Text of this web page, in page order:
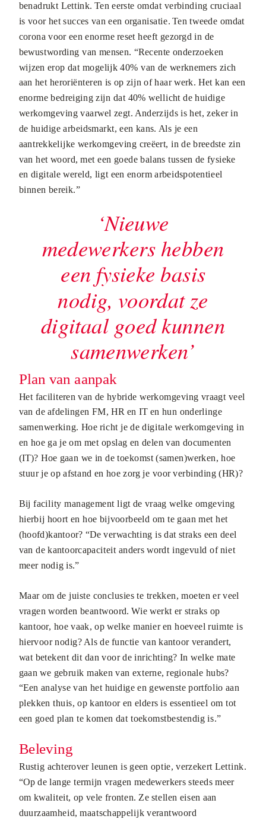
benadrukt Lettink. Ten eerste omdat verbinding cruciaal
is voor het succes van een organisatie. Ten tweede omdat
corona voor een enorme reset heeft gezorgd in de
bewustwording van mensen. “Recente onderzoeken
wijzen erop dat mogelijk 40% van de werknemers zich
aan het heroriënteren is op zijn of haar werk. Het kan een
enorme bedreiging zijn dat 40% wellicht de huidige
werkomgeving vaarwel zegt. Anderzijds is het, zeker in
de huidige arbeidsmarkt, een kans. Als je een
aantrekkelijke werkomgeving creëert, in de breedste zin
van het woord, met een goede balans tussen de fysieke
en digitale wereld, ligt een enorm arbeidspotentieel
binnen bereik.”
‘Nieuwe
medewerkers hebben
een fysieke basis
nodig, voordat ze
digitaal goed kunnen
samenwerken’
Plan van aanpak
Het faciliteren van de hybride werkomgeving vraagt veel
van de afdelingen FM, HR en IT en hun onderlinge
samenwerking. Hoe richt je de digitale werkomgeving in
en hoe ga je om met opslag en delen van documenten
(IT)? Hoe gaan we in de toekomst (samen)werken, hoe
stuur je op afstand en hoe zorg je voor verbinding (HR)?
Bij facility management ligt de vraag welke omgeving
hierbij hoort en hoe bijvoorbeeld om te gaan met het
(hoofd)kantoor? “De verwachting is dat straks een deel
van de kantoorcapaciteit anders wordt ingevuld of niet
meer nodig is.”
Maar om de juiste conclusies te trekken, moeten er veel
vragen worden beantwoord. Wie werkt er straks op
kantoor, hoe vaak, op welke manier en hoeveel ruimte is
hiervoor nodig? Als de functie van kantoor verandert,
wat betekent dit dan voor de inrichting? In welke mate
gaan we gebruik maken van externe, regionale hubs?
“Een analyse van het huidige en gewenste portfolio aan
plekken thuis, op kantoor en elders is essentieel om tot
een goed plan te komen dat toekomstbestendig is.”
Beleving
Rustig achterover leunen is geen optie, verzekert Lettink.
“Op de lange termijn vragen medewerkers steeds meer
om kwaliteit, op vele fronten. Ze stellen eisen aan
duurzaamheid, maatschappelijk verantwoord